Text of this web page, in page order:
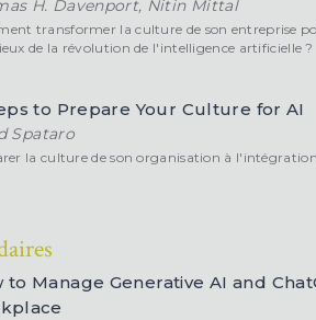
H. Davenport, Nitin Mittal
transformer la culture de son entreprise
de la révolution de l'intelligence artificielle ?
to Prepare Your Culture for AI
Spataro
la culture de son organisation à l'intégration
to Manage Generative AI and